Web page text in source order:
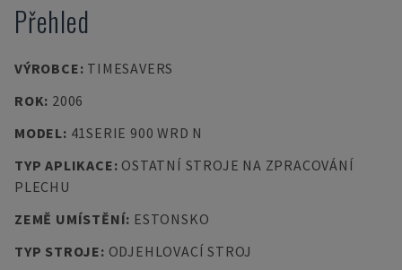
Přehled
VÝROBCE: TIMESAVERS
ROK: 2006
MODEL: 41SERIE 900 WRD N
TYP APLIKACE: OSTATNÍ STROJE NA ZPRACOVÁNÍ
PLECHU
ZEMĚ UMÍSTĚNÍ: ESTONSKO
TYP STROJE: ODJEHLOVACÍ STROJ